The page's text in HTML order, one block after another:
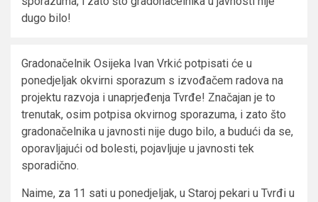
dugo bilo!
Gradonačelnik Osijeka Ivan Vrkić potpisati će u
ponedjeljak okvirni sporazum s izvođačem radova na
projektu razvoja i unaprjeđenja Tvrđe! Značajan je to
trenutak, osim potpisa okvirnog sporazuma, i zato što
gradonačelnika u javnosti nije dugo bilo, a budući da se,
oporavljajući od bolesti, pojavljuje u javnosti tek
sporadično.
Naime, za 11 sati u ponedjeljak, u Staroj pekari u Tvrđi u